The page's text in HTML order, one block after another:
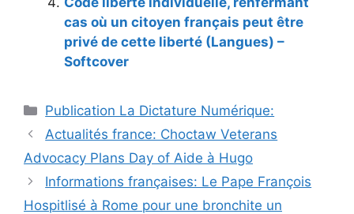
cas où un citoyen français peut être
privé de cette liberté (Langues) –
Softcover
Catégories
Publication La Dictature Numérique:
Actualités france: Choctaw Veterans
Advocacy Plans Day of Aide à Hugo
Informations françaises: Le Pape François
Hospitlisé à Rome pour une bronchite un